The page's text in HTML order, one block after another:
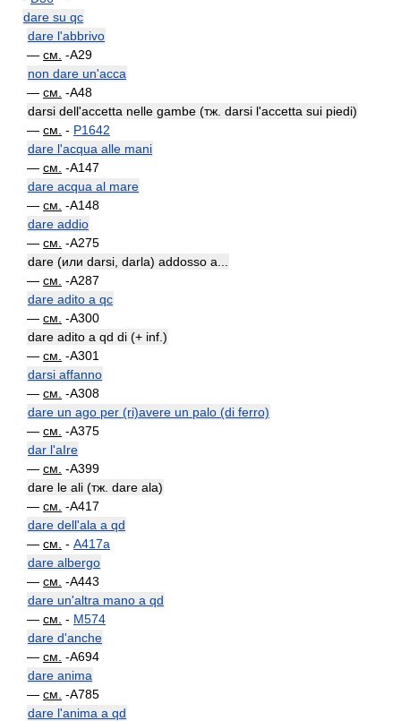
dare su qc
dare l'abbrivo
— см. -A29
non dare un'acca
— см. -A48
darsi dell'accetta nelle gambe (тж. darsi l'accetta sui piedi)
— см. - P1642
dare l'acqua alle mani
— см. -A147
dare acqua al mare
— см. -A148
dare addio
— см. -A275
dare (или darsi, darla) addosso a...
— см. -A287
dare adito a qc
— см. -A300
dare adito a qd di (+ inf.)
— см. -A301
darsi affanno
— см. -A308
dare un ago per (ri)avere un palo (di ferro)
— см. -A375
dar l'aIre
— см. -A399
dare le ali (тж. dare ala)
— см. -A417
dare dell'ala a qd
— см. - A417a
dare albergo
— см. -A443
dare un'altra mano a qd
— см. - M574
dare d'anche
— см. -A694
dare anima
— см. -A785
dare l'anima a qd